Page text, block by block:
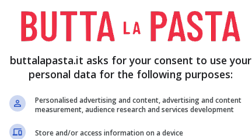
in una padella con una noce id burro, e
con ilCognace fate fiammeggiare. Rimettete
dirognone , aggiungete il Porto o il Marsala
buttalapasta.it asks for your consent to use your
personal data for the following purposes:
Personalised advertising and content, advertising and content
measurement, audience research and services development
Store and/or access information on a device